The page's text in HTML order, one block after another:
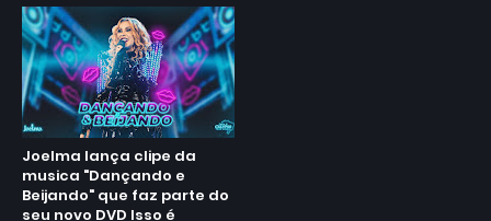
Joelma lança clipe da
musica "Dançando e
Beijando" que faz parte do
seu novo DVD Isso é